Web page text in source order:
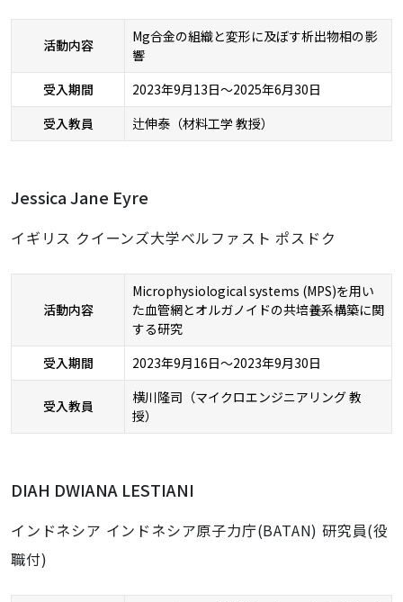
活動内容
Mg合金の組織と変形に及ぼす析出物相の影
響
受入期間
2023年9月13日～2025年6月30日
受入教員
辻伸泰（材料工学 教授）
Jessica Jane Eyre
イギリス クイーンズ大学ベルファスト ポスドク
活動内容
Microphysiological systems (MPS)を用い
た血管網とオルガノイドの共培養系構築に関
する研究
受入期間
2023年9月16日～2023年9月30日
受入教員
横川隆司（マイクロエンジニアリング 教
授）
DIAH DWIANA LESTIANI
インドネシア インドネシア原子力庁(BATAN) 研究員(役
職付)